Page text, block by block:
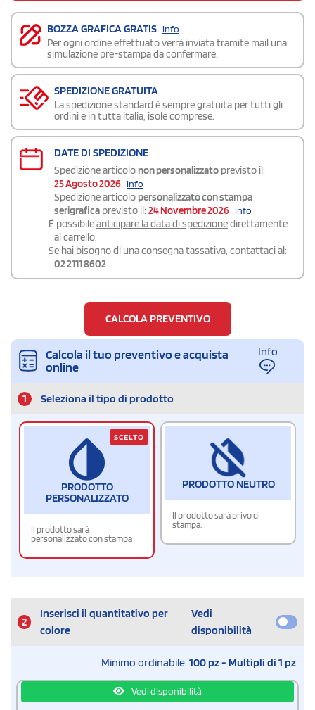
BOZZA GRAFICA GRATIS info
Per ogni ordine effettuato verrà inviata tramite mail una
simulazione pre-stampa da confermare.
SPEDIZIONE GRATUITA
La spedizione standard è sempre gratuita per tutti gli
ordini e in tutta italia, isole comprese.
DATE DI SPEDIZIONE
Spedizione articolo non personalizzato previsto il:
25 Agosto 2026 info
Spedizione articolo personalizzato con stampa
serigrafica previsto il: 24 Novembre 2026 info
É possibileanticipare la data di spedizionedirettamente
al carrello.
Se hai bisogno di una consegnatassativa, contattaci al:
02 2111 8602
CALCOLA PREVENTIVO
Calcola il tuo preventivo e acquista
online
Info
1 Seleziona il tipo di prodotto
PRODOTTO
PERSONALIZZATO
Il prodotto sarà
personalizzato con stampa
SCELTO
PRODOTTO NEUTRO
Il prodotto sarà privo di
stampa.
2
Inserisci il quantitativo per
colore
Vedi
disponibilità
Minimo ordinabile:100 pz - Multipli di 1 pz
Vedi disponibilità